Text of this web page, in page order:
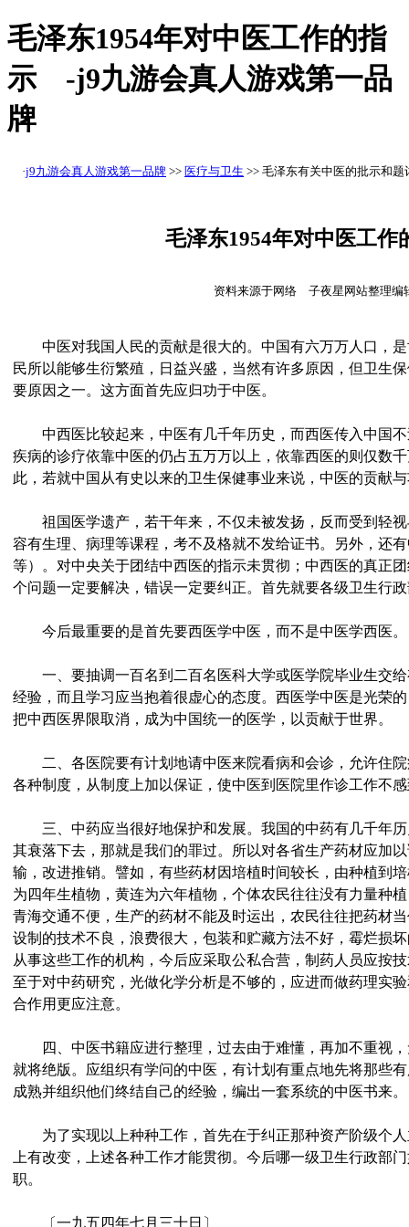
毛泽东1954年对中医工作的指
示 -j9九游会真人游戏第一品
牌
·j9九游会真人游戏第一品牌 >> 医疗与卫生 >> 毛泽东有关中医的批示和题
毛泽东1954年对中医工作
资料来源于网络 子夜星网站整理编
中医对我国人民的贡献是很大的。中国有六万万人口，是
民所以能够生衍繁殖，日益兴盛，当然有许多原因，但卫生
要原因之一。这方面首先应归功于中医。
中西医比较起来，中医有几千年历史，而西医传入中国不
疾病的诊疗依靠中医的仍占五万万以上，依靠西医的则仅数
此，若就中国从有史以来的卫生保健事业来说，中医的贡献
祖国医学遗产，若干年来，不仅未被发扬，反而受到轻视
容有生理、病理等课程，考不及格就不发给证书。另外，还
等）。对中央关于团结中西医的指示未贯彻；中西医的真正
个问题一定要解决，错误一定要纠正。首先就要各级卫生行
今后最重要的是首先要西医学中医，而不是中医学西医。
一、要抽调一百名到二百名医科大学或医学院毕业生交给
经验，而且学习应当抱着很虚心的态度。西医学中医是光荣
把中西医界限取消，成为中国统一的医学，以贡献于世界。
二、各医院要有计划地请中医来院看病和会诊，允许住院
各种制度，从制度上加以保证，使中医到医院里作诊工作不
三、中药应当很好地保护和发展。我国的中药有几千年历
其衰落下去，那就是我们的罪过。所以对各省生产药材应加
输，改进推销。譬如，有些药材因培植时间较长，由种植到
为四年生植物，黄连为六年植物，个体农民往往没有力量种
青海交通不便，生产的药材不能及时运出，农民往往把药材
设制的技术不良，浪费很大，包装和贮藏方法不好，霉烂损
从事这些工作的机构，今后应采取公私合营，制药人员应按
至于对中药研究，光做化学分析是不够的，应进而做药理实
合作用更应注意。
四、中医书籍应进行整理，过去由于难懂，再加不重视，
就将绝版。应组织有学问的中医，有计划有重点地先将那些
成熟并组织他们终结自己的经验，编出一套系统的中医书来。
为了实现以上种种工作，首先在于纠正那种资产阶级个人
上有改变，上述各种工作才能贯彻。今后哪一级卫生行政部
职。
〔一九五四年七月三十日〕